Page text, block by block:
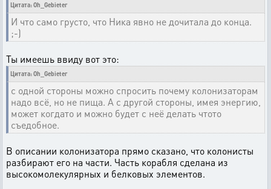
Цитата: Oh_Gebieter
И что само грусто, что Ника явно не дочитала до конца.
;-)
Ты имеешь ввиду вот это:
Цитата: Oh_Gebieter
с одной стороны можно спросить почему колонизаторам
надо всё, но не пища. А с другой стороны, имея энергию,
может когдато и можно будет с неё делать чтото
съедобное.
В описании колонизатора прямо сказано, что колонисты
разбирают его на части. Часть корабля сделана из
высокомолекулярных и белковых элементов.